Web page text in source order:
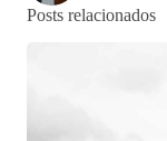
Posts relacionados